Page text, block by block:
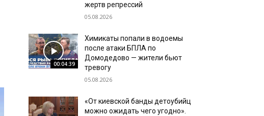
жертв репрессий
05.08.2026
00:04:39
Химикаты попали в водоемы
после атаки БПЛА по
Домодедово — жители бьют
тревогу
05.08.2026
«От киевской банды детоубийц
можно ожидать чего угодно».